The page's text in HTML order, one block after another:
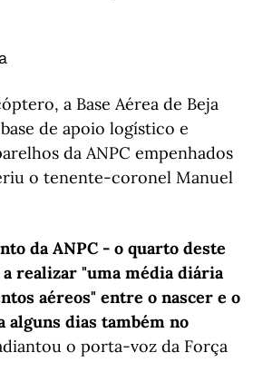
a Base Aérea de Beja
de apoio logístico e
da ANPC empenhados
o tenente-coronel Manuel
da ANPC - o quarto deste
a realizar "uma média diária
aéreos" entre o nascer e o
alguns dias também no
o porta-voz da Força